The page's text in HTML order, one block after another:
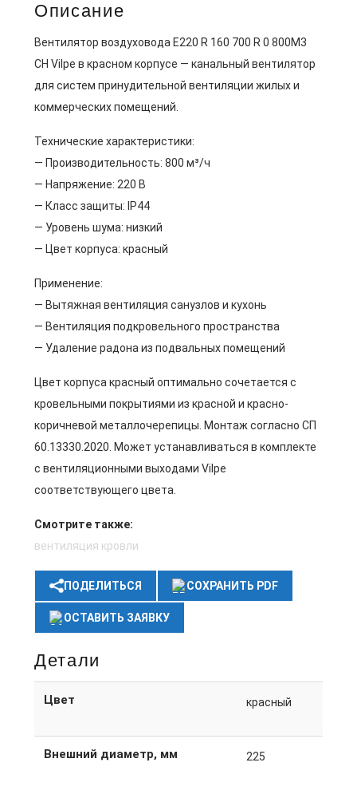
Описание
Вентилятор воздуховода E220 R 160 700 R 0 800M3
CH Vilpe в красном корпусе — канальный вентилятор
для систем принудительной вентиляции жилых и
коммерческих помещений.
Технические характеристики:
— Производительность: 800 м³/ч
— Напряжение: 220 В
— Класс защиты: IP44
— Уровень шума: низкий
— Цвет корпуса: красный
Применение:
— Вытяжная вентиляция санузлов и кухонь
— Вентиляция подкровельного пространства
— Удаление радона из подвальных помещений
Цвет корпуса красный оптимально сочетается с
кровельными покрытиями из красной и красно-
коричневой металлочерепицы. Монтаж согласно СП
60.13330.2020. Может устанавливаться в комплекте
с вентиляционными выходами Vilpe
соответствующего цвета.
Смотрите также:
вентиляция кровли
ПОДЕЛИТЬСЯ СОХРАНИТЬ PDF
ОСТАВИТЬ ЗАЯВКУ
Детали
Цвет красный
Внешний диаметр, мм 225